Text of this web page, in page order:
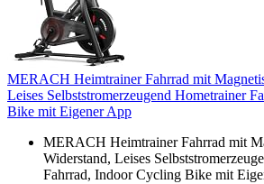
MERACH Heimtrainer Fahrrad mit
Leises Selbststromerzeugend Hometrainer
Bike mit Eigener App
MERACH Heimtrainer Fahrrad mit
Widerstand, Leises
Fahrrad, Indoor Cycling Bike mit